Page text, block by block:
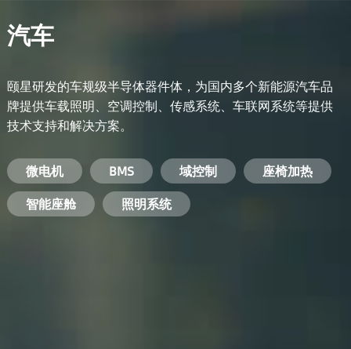
汽车
颐星研发的车规级半导体器件体，为国内多个新能源汽车品
牌提供车载照明、空调控制、传感系统、车联网系统等提供
技术支持和解决方案。
微电机 BMS 域控制
座椅加热
智能座舱
照明系统
电池管理系统
储能逆变器
工业电焊机 变频器
电机驱动
安防摄像头
开关电源 手机充电器
服务器电源
PC电源
电脑 手机 基站 机顶盒
智能农业 智能医疗
智能交通
智能家居